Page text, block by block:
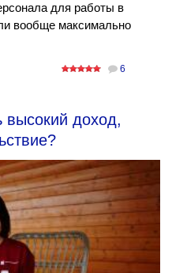
для работы в
вообще максимально
6
высокий доход,